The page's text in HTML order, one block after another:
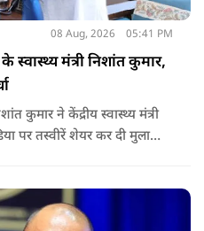
08 Aug, 2026 05:41 PM
स्वास्थ्य मंत्री निशांत कुमार,
कुमार ने केंद्रीय स्वास्थ्य मंत्री
पर तस्वीरें शेयर कर दी मुलाकात